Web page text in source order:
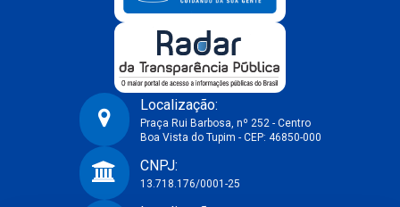
Prefeitura Municipal de Boa Vista do Tupim-BA
Localização:
Praça Rui Barbosa, nº 252 - Centro
Boa Vista do Tupim - CEP: 46850-000
CNPJ:
13.718.176/0001-25